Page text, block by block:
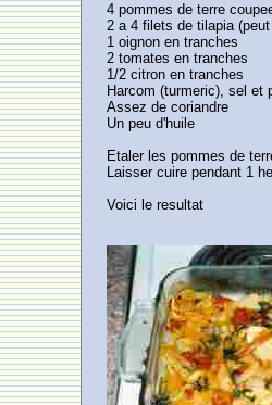
4 pommes de terre
2 a 4 filets de tilapia
1 oignon en tranches
2 tomates en tranches
1/2 citron en tranches
Harcom (turmeric), sel et
Assez de coriandre
Un peu d'huile
Etaler les pommes de
Laisser cuire pendant 1
Voici le resultat